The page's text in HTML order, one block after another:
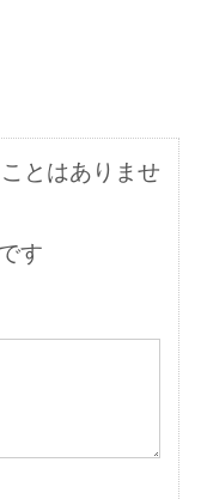
とはありませ
す